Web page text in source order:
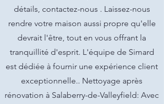
détails, contactez-nous . Laissez-nous
rendre votre maison aussi propre qu'elle
devrait l'être, tout en vous offrant la
tranquillité d'esprit. L'équipe de Simard
est dédiée à fournir une expérience client
exceptionnelle.. Nettoyage après
rénovation à Salaberry-de-Valleyfield: Avec